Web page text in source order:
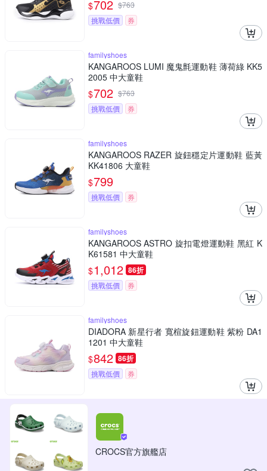
$702 $763
挑戰低價
券
familyshoes
KANGAROOS LUMI 魔鬼氈運動鞋 薄荷綠 KK5
2005 中大童鞋
$702 $763
挑戰低價
券
familyshoes
KANGAROOS RAZER 旋鈕穩定片運動鞋 藍黃
KK41806 大童鞋
$799
挑戰低價 券
familyshoes
KANGAROOS ASTRO 旋扣電燈運動鞋 黑紅 K
K61581 中大童鞋
$1,012 86折
挑戰低價 券
familyshoes
DIADORA 新星行者 寬楦旋鈕運動鞋 紫粉 DA1
1201 中大童鞋
$842 86折
挑戰低價 券
CROCS官方旗艦店